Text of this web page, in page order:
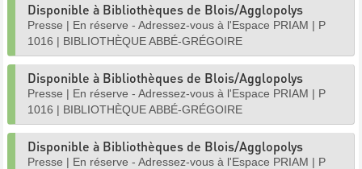
Disponible à Bibliothèques de Blois/Agglopolys
Presse | En réserve - Adressez-vous à l'Espace PRIAM | P
1016 | BIBLIOTHÈQUE ABBÉ-GRÉGOIRE
Disponible à Bibliothèques de Blois/Agglopolys
Presse | En réserve - Adressez-vous à l'Espace PRIAM | P
1016 | BIBLIOTHÈQUE ABBÉ-GRÉGOIRE
Disponible à Bibliothèques de Blois/Agglopolys
Presse | En réserve - Adressez-vous à l'Espace PRIAM | P